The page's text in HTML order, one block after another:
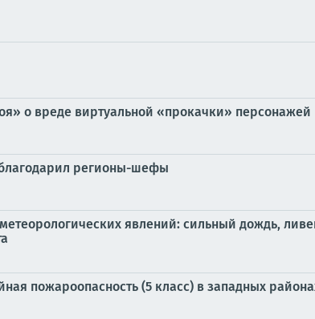
о вреде виртуальной «прокачки» персонажей
регионы-шефы
явлений: сильный дождь,
пожароопасность (5 класс) в западных